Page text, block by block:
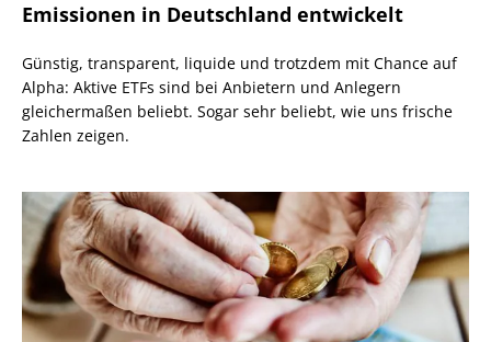
Emissionen in Deutschland entwickelt
Günstig, transparent, liquide und trotzdem mit Chance auf
Alpha: Aktive ETFs sind bei Anbietern und Anlegern
gleichermaßen beliebt. Sogar sehr beliebt, wie uns frische
Zahlen zeigen.